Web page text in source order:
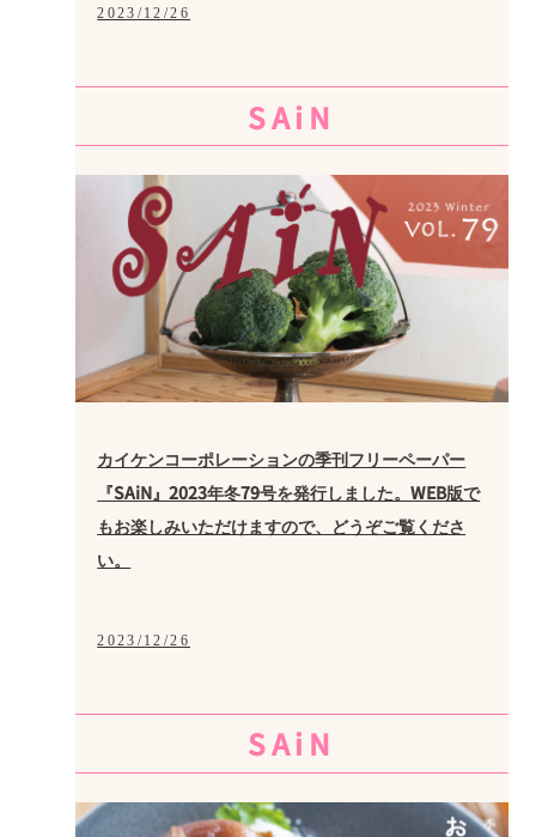
2023/12/26
SAiN
カイケンコーポレーションの季刊フリーペーパー
『SAiN』2023年冬79号を発行しました。WEB版で
もお楽しみいただけますので、どうぞご覧くださ
い。
2023/12/26
SAiN